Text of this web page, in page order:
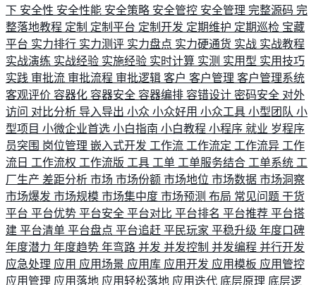
下 安全性 安全性能 安全策略 安全管控 安全管理 完整源码 完
整落地教程 定制 定制平台 定制开发 定期维护 定期巡检 宝藏
平台 实力排行 实力测评 实力盘点 实力硬通货 实战 实战教程
实战演练 实战经验 实施经验 实时计算 实测 实用型 实用技巧
实践 审批流 审批流程 审批逻辑 客户 客户管理 客户管理系统
客观评价 容器化 容器安全 容器编排 容错设计 密码安全 对外
访问 对比分析 导入导出 小众 小众好用 小众工具 小型团队 小
型项目 小微企业首选 小白指南 小白教程 小程序 就业 岁程序
员突围 岗位管理 嵌入式开发 工作流 工作流定 工作流异 工作
流日 工作流权 工作流版 工具 工单 工单服务结合 工单系统 工
厂生产 差距分析 市场 市场份额 市场地位 市场数据 市场洞察
市场爆发 市场规模 市场集中度 市场预测 布局 常见问题 干货
平台 平台优势 平台安全 平台对比 平台排名 平台推荐 平台搭
建 平台清单 平台盘点 平台追赶 平民玩家 平稳升级 年度口碑
年度潜力 年度趋势 年弯路 并发 并发控制 并发编程 并行开发
应急处理 应用 应用场景 应用库 应用开发 应用模板 应用管控
应用管理 应用落地 应用轻松落地 应用迭代 底层原理 底层逻